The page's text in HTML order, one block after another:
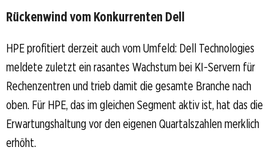
Rückenwind vom Konkurrenten Dell
HPE profitiert derzeit auch vom Umfeld: Dell Technologies
meldete zuletzt ein rasantes Wachstum bei KI-Servern für
Rechenzentren und trieb damit die gesamte Branche nach
oben. Für HPE, das im gleichen Segment aktiv ist, hat das die
Erwartungshaltung vor den eigenen Quartalszahlen merklich
erhöht.